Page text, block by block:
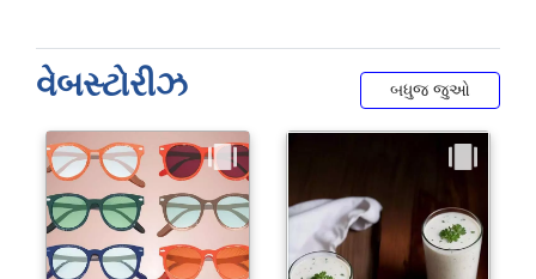
વેબસ્ટોરીઝ બધુજ જુઓ